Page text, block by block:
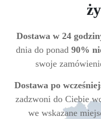
Dostawa w 24
dnia do ponad 90%
swoje
Dostawa po
zadzwoni do Ciebie
we wskazane